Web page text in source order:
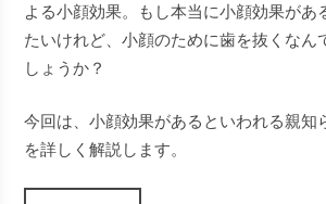
よる小顔効果。もし本当に小顔効果があ
たいけれど、小顔のために歯を抜くなん
しょうか？
今回は、小顔効果があるといわれる親知
を詳しく解説します。